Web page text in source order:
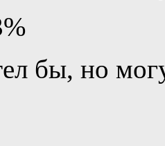
бы, но